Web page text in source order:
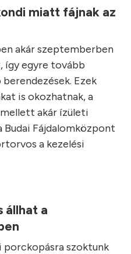
miatt fájnak az
akár szeptemberben
így egyre tovább
Ezek
is okozhatnak, a
akár ízületi
Budai Fájdalomközpont
a kezelési
állhat a
szoktunk